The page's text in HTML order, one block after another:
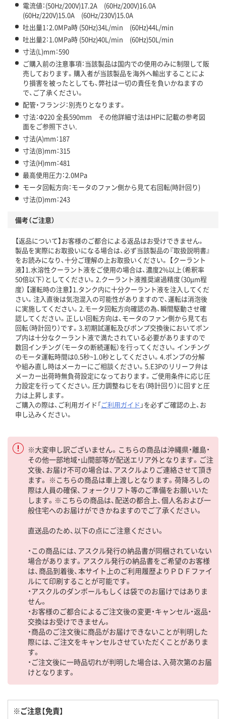
電流値：(50Hz/200V)17.2A (60Hz/200V)16.0A
(60Hz/220V)15.0A (60Hz/230V)15.0A
吐出量1：2.0MPa時 (50Hz)34L/min (60Hz)44L/min
吐出量2：1.0MPa時 (50Hz)40L/min (60Hz)50L/min
寸法(L)mm：590
ご購入前の注意事項：当該製品は国内での使用のみに制限して販
売しております。購入者が当該製品を海外へ輸出することによ
り損害を被ったとしても、弊社は一切の責任を負いかねますの
で、ご了承ください。
配管・フランジ：別売りとなります。
寸法：Φ220 全長590mm その他詳細寸法はHPに記載の参考図
面をご参照下さい.
寸法(A)mm：187
寸法(B)mm：315
寸法(H)mm：481
最高使用圧力：2.0MPa
モータ回転方向：モータのファン側から見て右回転(時計回り)
寸法(D)mm：243
備考（ご注意）
【返品について】お客様のご都合による返品はお受けできません。
製品を実際にお取扱いになる場合は、必ず当該製品の『取扱説明書』
をお読みになり、十分ご理解の上お取扱いください。 【クーラント
液】1.水溶性クーラント液をご使用の場合は、濃度2%以上（希釈率
50倍以下）としてください。2.クーラント液推奨濾過精度（30μm程
度） 【運転時の注意】1.タンク内に十分クーラント液を注入してくだ
さい。注入直後は気泡混入の可能性がありますので、運転は消泡後
に実施してください。2.モータ回転方向確認の為、瞬間駆動させ確
認してください。正しい回転方向は、モータのファン側から見て右
回転（時計回り）です。3.初期試運転及びポンプ交換後においてポン
プ内は十分なクーラント液で満たされている必要がありますので
数回インチング（モータの断続運転）を行ってください。インチング
のモータ運転時間は0.5秒~1.0秒としてください。4.ポンプの分解
や組み直し時はメーカーにご相談ください。5.E3Pのリリーフ弁は
メーカー出荷時無負荷設定になっております。ご使用条件に応じ圧
力設定を行ってください。圧力調整ねじを右（時計回り）に回すと圧
力は上昇します。
ご購入の際は、ご利用ガイド「ご利用ガイド 」を必ずご確認の上、お
申し込みください。
※大変申し訳ございません。こちらの商品は沖縄県・離島・
その他一部地域・山間部等が配送エリア外となります。ご注
文後、お届け不可の場合は、アスクルよりご連絡させて頂き
ます。 ※こちらの商品は車上渡しとなります。荷降ろしの
際は人員の確保、フォークリフト等のご準備をお願いいた
します。※こちらの商品は、配送の都合上、個人名および一
般住宅へのお届けができかねますのでご了承ください。
直送品のため、以下の点にご注意ください。
・この商品には、アスクル発行の納品書が同梱されていない
場合があります。アスクル発行の納品書をご希望のお客様
は、商品到着後、本サイト上のご利用履歴よりＰＤＦファイ
ルにて印刷することが可能です。
・アスクルのダンボールもしくは袋でのお届けではありま
せん。
・お客様のご都合によるご注文後の変更・キャンセル・返品・
交換はお受けできません。
・商品のご注文後に商品がお届けできないことが判明した
際には、ご注文をキャンセルさせていただくことがありま
す。
・ご注文後に一時品切れが判明した場合は、入荷次第のお届
けとなります。
※ご注意【免責】